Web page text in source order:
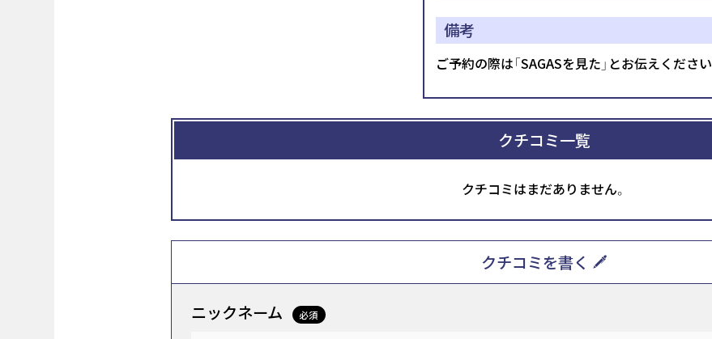
備考
ご予約の際は「SAGASを見た」とお伝えください
クチコミ一覧
クチコミはまだありません。
クチコミを書く
ニックネーム 必須